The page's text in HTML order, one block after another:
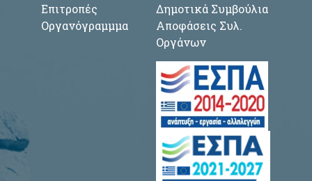
Επιτροπές
Οργανόγραμμμα
Δημοτικά Συμβούλια
Αποφάσεις Συλ.
Οργάνων